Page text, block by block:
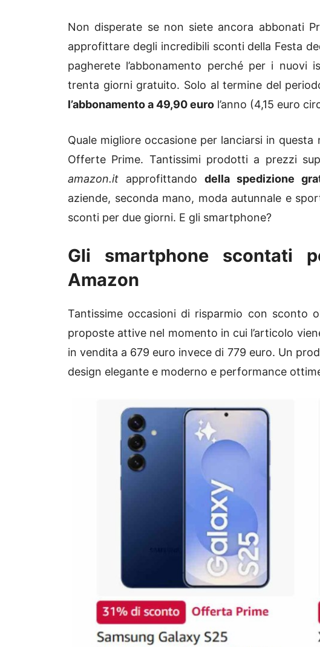
Non disperate se non siete ancora abbonati
approfittare degli incredibili sconti della Festa
pagherete l’abbonamento perché per i nuovi
trenta giorni gratuito. Solo al termine del
l’abbonamento a 49,90 euro l’anno (4,15 euro
Quale migliore occasione per lanciarsi in
Offerte Prime. Tantissimi prodotti a prezzi
amazon.it approfittando della spedizione
aziende, seconda mano, moda autunnale e
sconti per due giorni. E gli smartphone?
Gli smartphone scontati
Amazon
Tantissime occasioni di risparmio con sconto
proposte attive nel momento in cui l’articolo
in vendita a 679 euro invece di 779 euro. Un
design elegante e moderno e performance